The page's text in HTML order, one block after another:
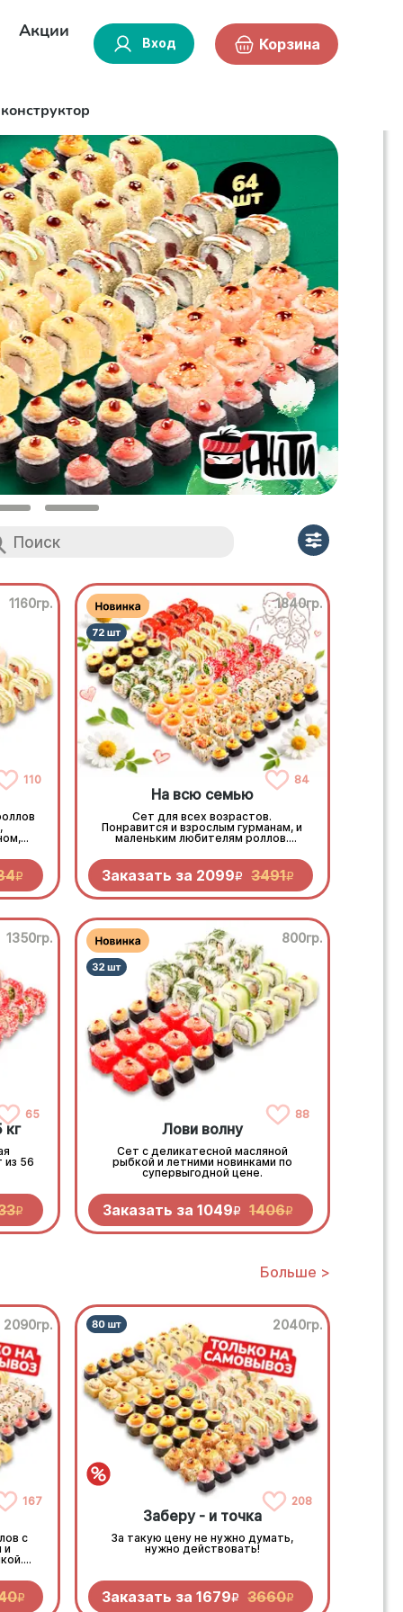
Акции
Вход Корзина
1160гр.
110
R
1840гр.
84
На всю семью
Сет для всех возрастов.
Понравится и взрослым гурманам, и
маленьким любителям роллов.
вкусы и нежные сочетания.
Безусловный хит для большого
застолья
Заказать за 2099R 3491R
1350гр.
65
кг
из 56
R
800гр.
88
Лови волну
Сет с деликатесной масляной
рыбкой и летними новинками по
супервыгодной цене.
Заказать за 1049R 1406R
Больше >
2090гр.
167
с
и
R
2040гр.
208
Заберу - и точка
За такую цену не нужно думать,
нужно действовать!
Заказать за 1679R 3660R